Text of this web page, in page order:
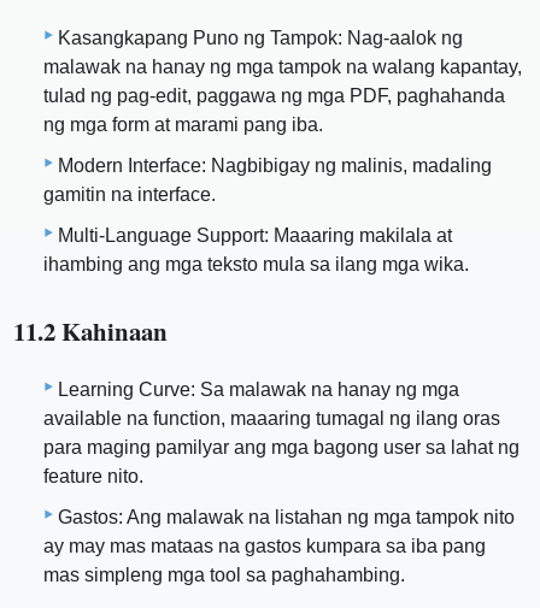
Kasangkapang Puno ng Tampok: Nag-aalok ng
malawak na hanay ng mga tampok na walang kapantay,
tulad ng pag-edit, paggawa ng mga PDF, paghahanda
ng mga form at marami pang iba.
Modern Interface: Nagbibigay ng malinis, madaling
gamitin na interface.
Multi-Language Support: Maaaring makilala at
ihambing ang mga teksto mula sa ilang mga wika.
11.2 Kahinaan
Learning Curve: Sa malawak na hanay ng mga
available na function, maaaring tumagal ng ilang oras
para maging pamilyar ang mga bagong user sa lahat ng
feature nito.
Gastos: Ang malawak na listahan ng mga tampok nito
ay may mas mataas na gastos kumpara sa iba pang
mas simpleng mga tool sa paghahambing.